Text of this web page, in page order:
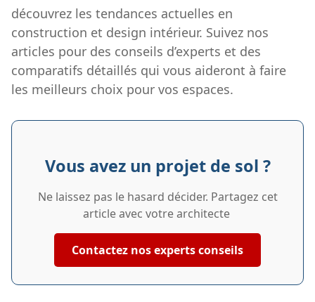
découvrez les tendances actuelles en
construction et design intérieur. Suivez nos
articles pour des conseils d’experts et des
comparatifs détaillés qui vous aideront à faire
les meilleurs choix pour vos espaces.
Vous avez un projet de sol ?
Ne laissez pas le hasard décider. Partagez cet
article avec votre architecte
Contactez nos experts conseils